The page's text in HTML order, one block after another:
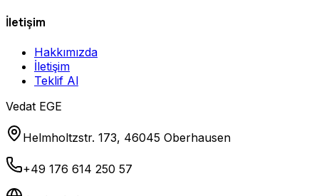
İletişim
Hakkımızda
İletişim
Teklif Al
Vedat EGE
Helmholtzstr. 173, 46045 Oberhausen
+49 176 614 250 57